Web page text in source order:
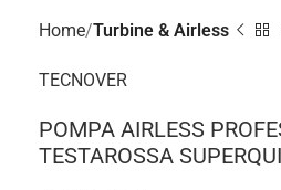
Home Turbine & Airless
TECNOVER
POMPA AIRLESS
TESTAROSSA